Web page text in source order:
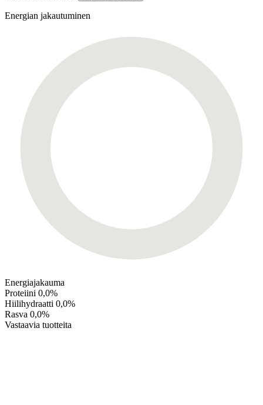
Energian jakautuminen
Energiajakauma
Proteiini 0,0%
Hiilihydraatti 0,0%
Rasva 0,0%
Vastaavia tuotteita